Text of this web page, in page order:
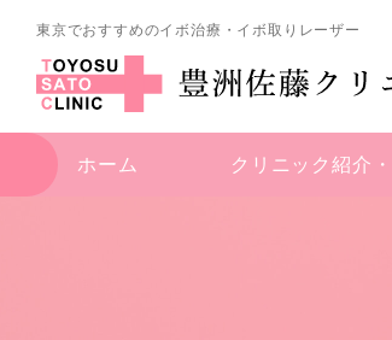
東京でおすすめのイボ治療・イボ取りレーザー
ホーム クリニック紹介・